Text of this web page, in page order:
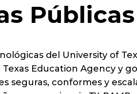
del University of
Texas Education Agency y
conformes y